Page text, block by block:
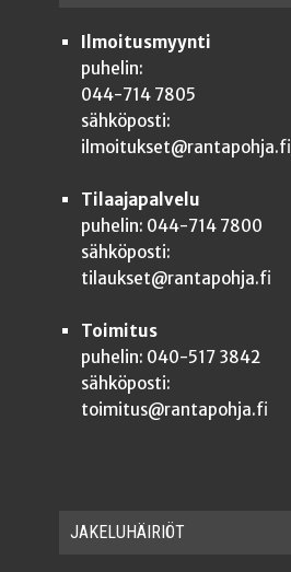
Ilmoitusmyynti
puhelin:
044-714 7805
sähköposti:
ilmoitukset@rantapohja.fi
Tilaajapalvelu
puhelin: 044-714 7800
sähköposti:
tilaukset@rantapohja.fi
Toimitus
puhelin: 040-517 3842
sähköposti:
toimitus@rantapohja.fi
JAKE­LU­HÄI­RIÖT